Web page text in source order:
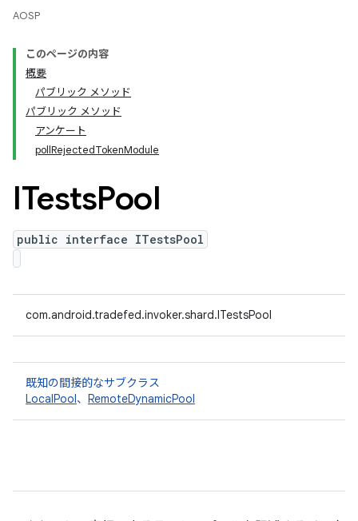
AOSP
このページの内容
概要
パブリック メソッド
パブリック メソッド
アンケート
pollRejectedTokenModule
ITestsPool
public interface ITestsPool
com.android.tradefed.invoker.shard.ITestsPool
既知の間接的なサブクラス
LocalPool、 RemoteDynamicPool